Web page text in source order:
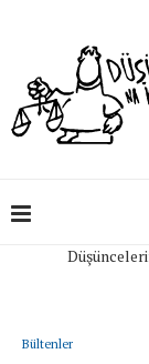
Bültenler